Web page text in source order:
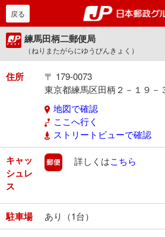
戻る
練馬田柄二郵便局
（ねりまたがらにゆうびんきょく）
住所
〒 179-0073
東京都練馬区田柄２－１９－
地図で確認
ここへ行く
ストリートビューで確認
キャッ
シュレ
ス
郵便
詳しくはこちら
駐車場 あり（1台）